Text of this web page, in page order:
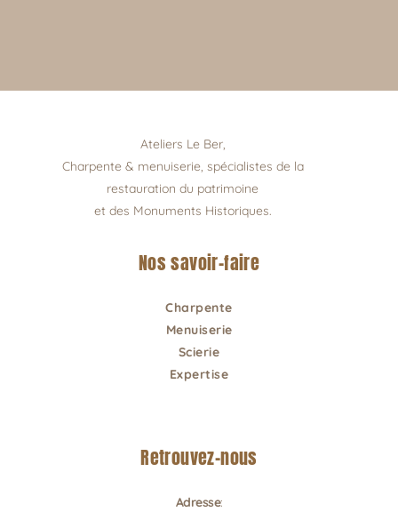
Ateliers Le Ber,
Charpente & menuiserie, spécialistes de la
restauration du patrimoine
et des Monuments Historiques.
Nos savoir-faire
Charpente
Menuiserie
Scierie
Expertise
Retrouvez-nous
Adresse: